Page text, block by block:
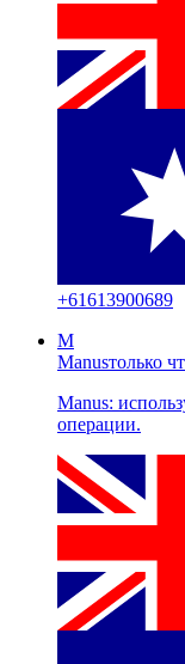
+61613900689
M
Manusтолько
Manus:
операции.